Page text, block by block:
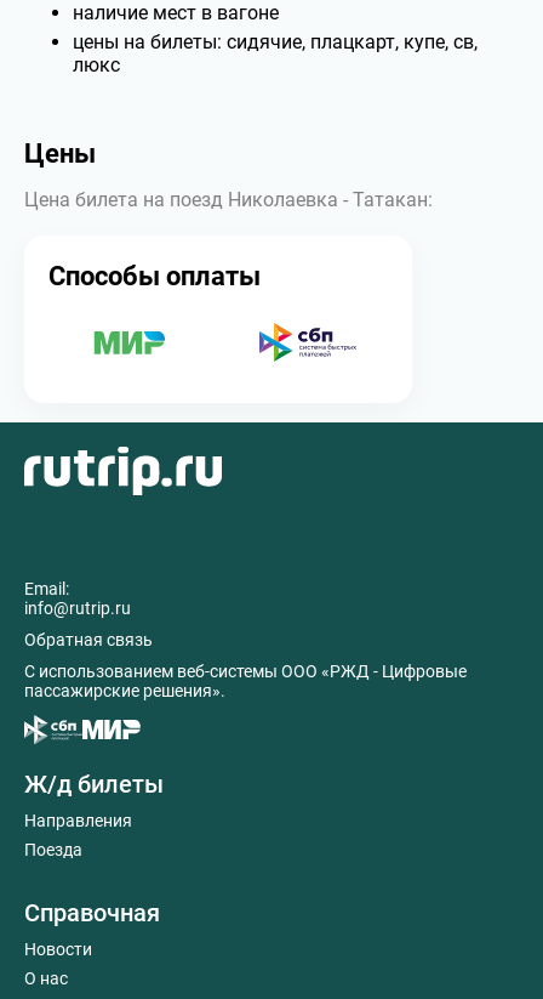
наличие мест в вагоне
цены на билеты: сидячие, плацкарт, купе, св,
люкс
Цены
Цена билета на поезд Николаевка - Татакан:
Способы оплаты
Email:
info@rutrip.ru
Обратная связь
C использованием веб-системы ООО «РЖД - Цифровые
пассажирские решения».
Ж/д билеты
Направления
Поезда
Справочная
Новости
О нас